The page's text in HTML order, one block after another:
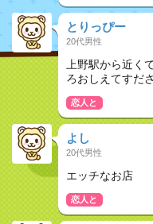
とりっぴー
20代男性
上野駅から近く
ろおしえてすだ
恋人と
よし
20代男性
エッチなお店
恋人と